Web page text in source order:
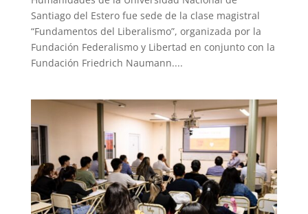
Santiago del Estero fue sede de la clase magistral
“Fundamentos del Liberalismo”, organizada por la
Fundación Federalismo y Libertad en conjunto con la
Fundación Friedrich Naumann....